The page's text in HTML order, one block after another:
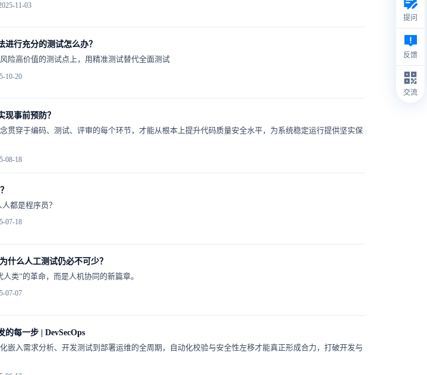
11-03
进行充分的测试怎么办？
险高价值的测试点上，用精准测试替代全面测试
10-20
现事前预防？
贯穿于编码、测试、评审的每个环节，才能从根本上提升代码质量安全水平，为系统稳定运行提供坚实保
08-18
都是程序员？
07-18
什么人工测试仍必不可少？
类”的革命，而是人机协同的新篇章。
07-07
的每一步 | DevSecOps
嵌入需求分析、开发测试到部署运维的全周期，自动化校验与安全性左移才能真正形成合力，打破开发与
提问
反馈
交流